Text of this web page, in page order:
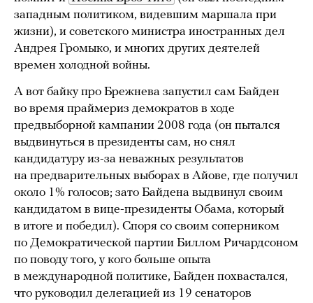
западным политиком, видевшим маршала при
жизни), и советского министра иностранных дел
Андрея Громыко, и многих других деятелей
времен холодной войны.
А вот байку про Брежнева запустил сам Байден
во время праймериз демократов в ходе
предвыборной кампании 2008 года (он пытался
выдвинуться в президенты сам, но снял
кандидатуру из-за неважных результатов
на предварительных выборах в Айове, где получил
около 1% голосов; зато Байдена выдвинул своим
кандидатом в вице-президенты Обама, который
в итоге и победил). Споря со своим соперником
по Демократической партии Биллом Ричардсоном
по поводу того, у кого больше опыта
в международной политике, Байден похвастался,
что руководил делегацией из 19 сенаторов